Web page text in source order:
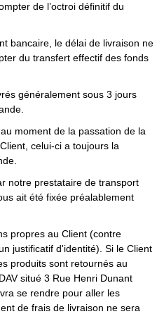
de l’octroi définitif du
bancaire, le délai de livraison ne
du transfert effectif des fonds
généralement sous 3 jours
moment de la passation de la
celui-ci a toujours la
notre prestataire de transport
ait été fixée préalablement
propres au Client (contre
justificatif d'identité). Si le Client
produits sont retournés au
situé 3 Rue Henri Dunant
se rendre pour aller les
de frais de livraison ne sera